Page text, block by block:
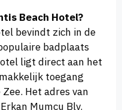
Beach Hotel?
bevindt zich in de
badplaats
ligt direct aan het
toegang
Het adres van
Mumcu Blv.